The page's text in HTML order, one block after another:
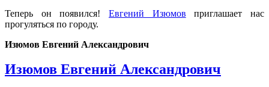
Теперь он появился! Евгений Изюмов приглашает нас
прогуляться по городу.
Изюмов Евгений Александрович
Изюмов Евгений Александрович